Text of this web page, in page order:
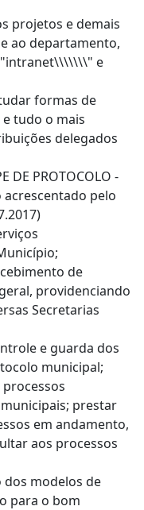
projetos e demais
ao departamento,
e
formas de
tudo o mais
delegados
DE PROTOCOLO -
acrescentado pelo
de
providenciando
Secretarias
e guarda dos
municipal;
prestar
em andamento,
aos processos
modelos de
para o bom